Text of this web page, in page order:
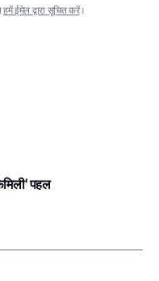
हमें ईमेल द्वारा सूचित करें।
पहल